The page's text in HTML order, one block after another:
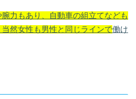
腕力もあり、自動車の組立てなども
然女性も男性と同じラインで働け